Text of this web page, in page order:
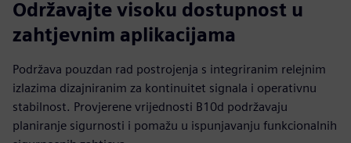
Održavajte visoku dostupnost u
zahtjevnim aplikacijama
Podržava pouzdan rad postrojenja s integriranim relejnim
izlazima dizajniranim za kontinuitet signala i operativnu
stabilnost. Provjerene vrijednosti B10d podržavaju
planiranje sigurnosti i pomažu u ispunjavanju funkcionalnih